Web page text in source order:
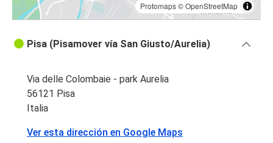
Protomaps©OpenStreetMap
Pisa (Pisamover vía San Giusto/Aurelia)
Via delle Colombaie - park Aurelia
56121 Pisa
Italia
Ver esta dirección en Google Maps